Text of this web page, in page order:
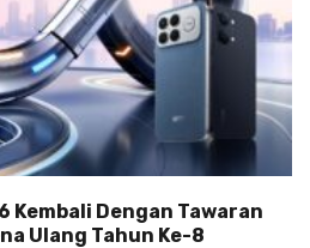
Kembali Dengan Tawaran
Ulang Tahun Ke-8